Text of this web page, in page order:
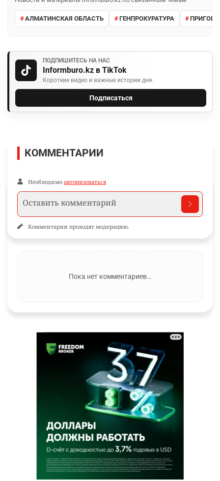
АЛМАТИНСКАЯ ОБЛАСТЬ ГЕНПРОКУРАТУРА
ПОДПИШИТЕСЬ НА НАС
Informburo.kz в TikTok
Короткие видео и важные истории дня.
Подписаться
КОММЕНТАРИИ
Необходимо авторизоваться
Комментарии проходят модерацию.
Пока нет комментариев…